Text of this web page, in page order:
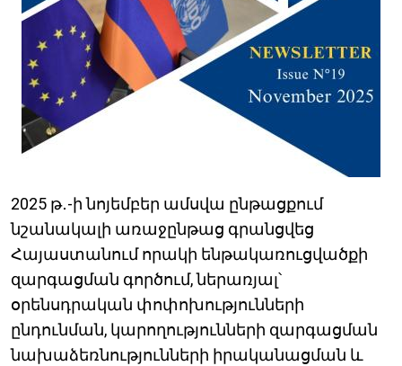
2025 թ․-ի նոյեմբեր ամսվա ընթացքում
նշանակալի առաջընթաց գրանցվեց
Հայաստանում որակի ենթակառուցվածքի
զարգացման գործում, ներառյալ՝
օրենսդրական փոփոխությունների
ընդունման, կարողությունների զարգացման
նախաձեռնությունների իրականացման և